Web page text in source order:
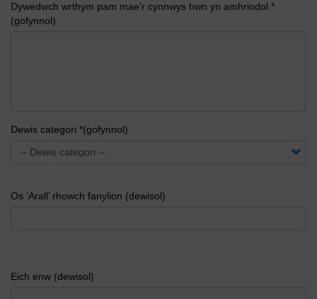
Dywedwch wrthym pam mae’r cynnwys hwn yn amhriodol *
(gofynnol)
Dewis categori *(gofynnol)
Os ‘Arall’ rhowch fanylion (dewisol)
Eich enw (dewisol)